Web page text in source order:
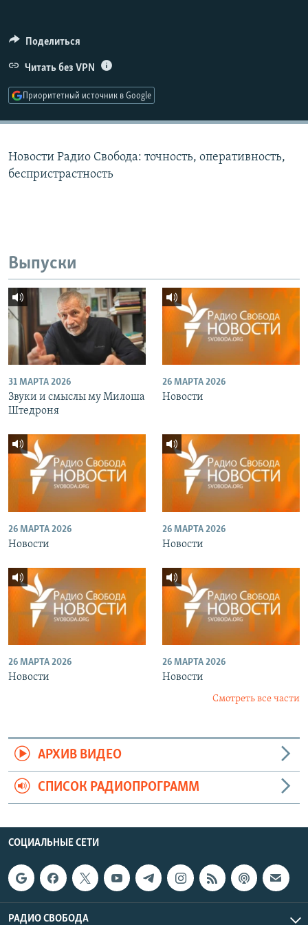
ПОДПИШИТЕСЬ НА РАССЫЛКУ
СОЦИАЛЬНЫЕ СЕТИ
Поделиться
Читать без VPN
Приоритетный источник в Google
Новости Радио Свобода: точность, оперативность,
беспристрастность
Выпуски
31 МАРТА 2026
Звуки и смыслы му Милоша
Штедроня
26 МАРТА 2026
Новости
26 МАРТА 2026
Новости
26 МАРТА 2026
Новости
26 МАРТА 2026
Новости
26 МАРТА 2026
Новости
Смотреть все части
АРХИВ ВИДЕО
СПИСОК РАДИОПРОГРАММ
СОЦИАЛЬНЫЕ СЕТИ
РАДИО СВОБОДА